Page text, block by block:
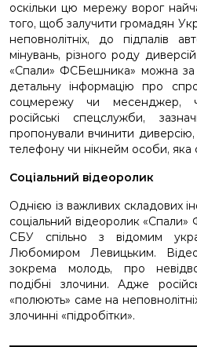
оскільки цю мережу ворог
того, щоб залучити громадян
неповнолітніх, до підпалів
мінувань, різного роду
«Спали» ФСБешника» можна за
детальну інформацію про
соцмережу чи месенджер,
російські спецслужби,
пропонували вчинити
телефону чи нікнейм особи, яка
Соціальний відеоролик
Однією із важливих складових
соціальний відеоролик
СБУ спільно з відомим
Любомиром Левицьким.
зокрема молодь, про
подібні злочини. Адже
«полюють» саме на
злочинні «підробітки».